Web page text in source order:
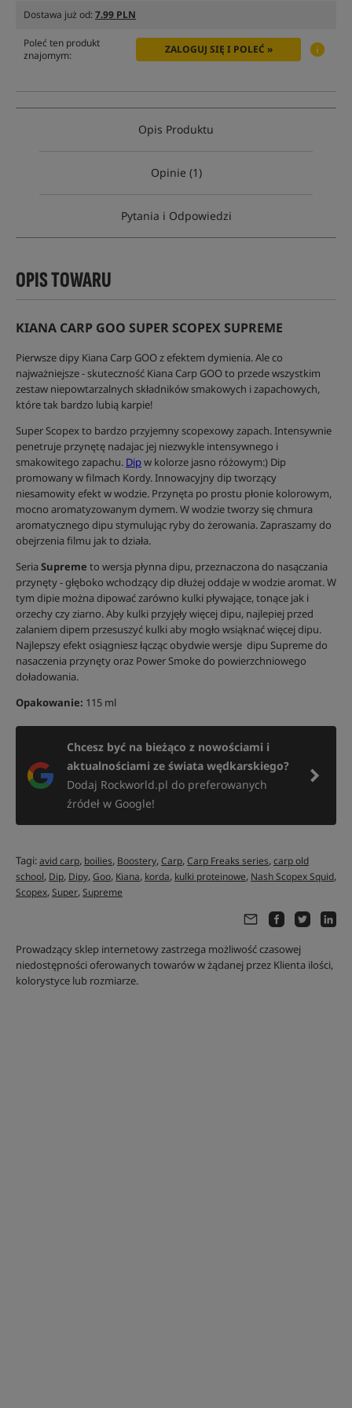
Dostawa już od:7.99 PLN
Poleć ten produkt
znajomym:
ZALOGUJ SIĘ I POLEĆ »
Opis Produktu
Opinie (1)
Pytania i Odpowiedzi
OPIS TOWARU
KIANA CARP GOO SUPER SCOPEX SUPREME
Pierwsze dipy Kiana Carp GOO z efektem dymienia. Ale co
najważniejsze - skuteczność Kiana Carp GOO to przede wszystkim
zestaw niepowtarzalnych składników smakowych i zapachowych,
które tak bardzo lubią karpie!
Super Scopex to bardzo przyjemny scopexowy zapach. Intensywnie
penetruje przynętę nadajac jej niezwykle intensywnego i
smakowitego zapachu. Dipw kolorze jasno różowym:) Dip
promowany w filmach Kordy. Innowacyjny dip tworzący
niesamowity efekt w wodzie. Przynęta po prostu płonie kolorowym,
mocno aromatyzowanym dymem. W wodzie tworzy się chmura
aromatycznego dipu stymulując ryby do żerowania. Zapraszamy do
obejrzenia filmu jak to działa.
SeriaSupreme to wersja płynna dipu, przeznaczona do nasączania
przynęty - głęboko wchodzący dip dłużej oddaje w wodzie aromat. W
tym dipie można dipować zarówno kulki pływające, tonące jak i
orzechy czy ziarno. Aby kulki przyjęły więcej dipu, najlepiej przed
zalaniem dipem przesuszyć kulki aby mogło wsiąknać więcej dipu.
Najlepszy efekt osiągniesz łącząc obydwie wersje dipu Supreme do
nasaczenia przynęty oraz Power Smoke do powierzchniowego
doładowania.
Opakowanie: 115 ml
Chcesz być na bieżąco z nowościami i
aktualnościami ze świata wędkarskiego?
Dodaj Rockworld.pl do preferowanych
źródeł w Google!
Tagi:avid carp, boilies, Boostery,Carp,Carp Freaks series,carp old
school, Dip, Dipy,Goo, Kiana, korda, kulki proteinowe, Nash Scopex Squid,
Scopex,Super,Supreme
Prowadzący sklep internetowy zastrzega możliwość czasowej
niedostępności oferowanych towarów w żądanej przez Klienta ilości,
kolorystyce lub rozmiarze.